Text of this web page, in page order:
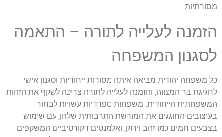
מסורתיות
הזמנה לעלייה לתורה – התאמה
לסגנון המשפחה
כל משפחה יהודית מביאה איתה מסורות ייחודיות וסגנון אישי
לחגיגת בר המצווה, והזמנה לעלייה לתורה צריכה לשקף את הזהות
המשפחתית הייחודית. משפחות ספרדיות עשויות לבחור
בעיצובים החוגגים את המורשת התרבותית שלהן, עם שימוש
בצבעים חמים כמו זהב וירוק, ואלמנטים דקורטיביים המשקפים